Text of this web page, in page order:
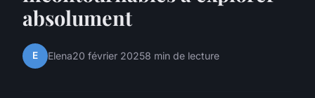
absolument
E Elena20 février 20258 min de lecture